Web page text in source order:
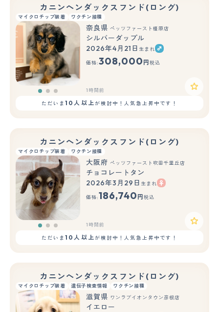
カニンヘンダックスフンド(ロング)
マイクロチップ装着 ワクチン接種
もっと見る
奈良県 ペッツファースト橿原店
シルバーダップル
2026年4月21日 生まれ
価格:308,000 円 税込
1時間前
ただいま10人以上が検討中！人気急上昇中です！
カニンヘンダックスフンド(ロング)
マイクロチップ装着 ワクチン接種
もっと見る
大阪府 ペッツファースト吹田千里丘店
チョコレートタン
2026年3月29日 生まれ
価格:186,740 円 税込
1時間前
ただいま10人以上が検討中！人気急上昇中です！
カニンヘンダックスフンド(ロング)
マイクロチップ装着 遺伝子検査情報 ワクチン接種
滋賀県 ワンラブイオンタウン彦根店
イエロー